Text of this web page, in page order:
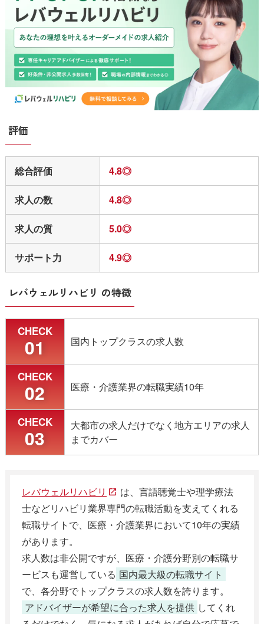
もっと早くマイナビコメディカルに登録しておけ
ば良かったです。
独自
30代／女性
たので、とても利用しやすかったです。
マイナビコメディカルのエージェントさんが一番
親身になってサポートしてくれました。
入職してからもアフターフォローとして連絡をし
てもらえたのも良かったです。
独自
評価
総合評価 4.8◎
求人の数 4.8◎
求人の質 5.0◎
サポート力 4.9◎
レバウェルリハビリ の特徴
CHECK
01 国内トップクラスの求人数
CHECK
02 医療・介護業界の転職実績10年
CHECK
03
大都市の求人だけでなく地方エリアの求人
までカバー
レバウェルリハビリ
は、言語聴覚士や理学療法
士などリハビリ業界専門の転職活動を支えてくれる
転職サイトで、医療・介護業界において10年の実績
があります。
求人数は非公開ですが、医療・介護分野別の転職サ
ービスも運営している 国内最大級の転職サイト
で、各分野でトップクラスの求人数を誇ります。
アドバイザーが希望に合った求人を提供 してくれ